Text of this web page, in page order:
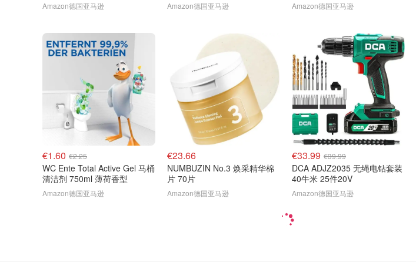
Amazon德国亚马逊 Amazon德国亚马逊 Amazon德国亚马逊
€1.60 €2.25
WC Ente Total Active Gel 马桶
清洁剂 750ml 薄荷香型
Amazon德国亚马逊
€23.66
NUMBUZIN No.3 焕采精华棉
片 70片
Amazon德国亚马逊
€33.99 €39.99
DCA ADJZ2035 无绳电钻套装
40牛米 25件20V
Amazon德国亚马逊